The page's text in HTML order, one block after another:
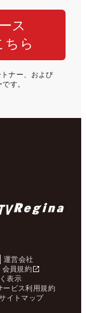
ス
ちら
ナー、および
す。
運営会社
会員規約
表示
ービス利用規約
イトマップ